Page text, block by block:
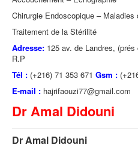
Chirurgie Endoscopique – Maladies
Traitement de la Stérilité
Adresse: 125 av. de Landres,
R.P
Tél : (+216) 71 353 671 Gsm :
E-mail : hajrifaouzi77@gmail.com
Dr Amal Didouni
Dr Amal Didouni